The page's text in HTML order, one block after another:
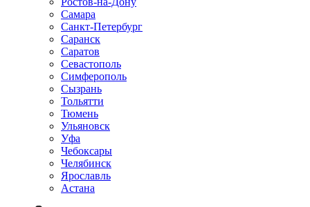
Самара
Санкт-Петербург
Саранск
Саратов
Севастополь
Симферополь
Сызрань
Тольятти
Тюмень
Ульяновск
Уфа
Чебоксары
Челябинск
Ярославль
Астана